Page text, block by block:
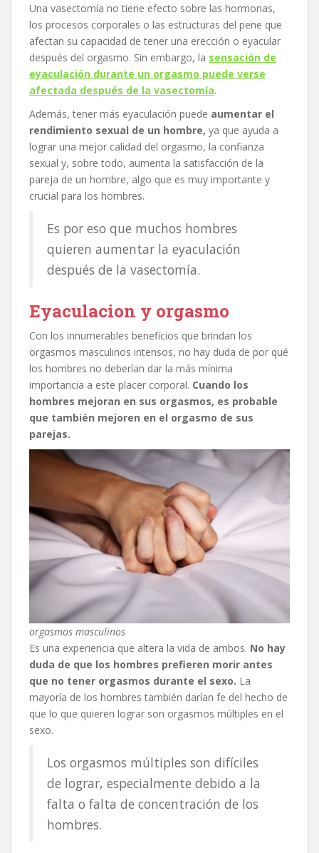
Una vasectomía no tiene efecto sobre las hormonas,
los procesos corporales o las estructuras del pene que
afectan su capacidad de tener una erección o eyacular
después del orgasmo. Sin embargo, la sensación de
eyaculación durante un orgasmo puede verse
afectada después de la vasectomía.
Además, tener más eyaculación puede aumentar el
rendimiento sexual de un hombre, ya que ayuda a
lograr una mejor calidad del orgasmo, la confianza
sexual y, sobre todo, aumenta la satisfacción de la
pareja de un hombre, algo que es muy importante y
crucial para los hombres.
Es por eso que muchos hombres
quieren aumentar la eyaculación
después de la vasectomía.
Eyaculacion y orgasmo
Con los innumerables beneficios que brindan los
orgasmos masculinos intensos, no hay duda de por qué
los hombres no deberían dar la más mínima
importancia a este placer corporal. Cuando los
hombres mejoran en sus orgasmos, es probable
que también mejoren en el orgasmo de sus
parejas.
orgasmos masculinos
Es una experiencia que altera la vida de ambos. No hay
duda de que los hombres prefieren morir antes
que no tener orgasmos durante el sexo. La
mayoría de los hombres también darían fe del hecho de
que lo que quieren lograr son orgasmos múltiples en el
sexo.
Los orgasmos múltiples son difíciles
de lograr, especialmente debido a la
falta o falta de concentración de los
hombres.